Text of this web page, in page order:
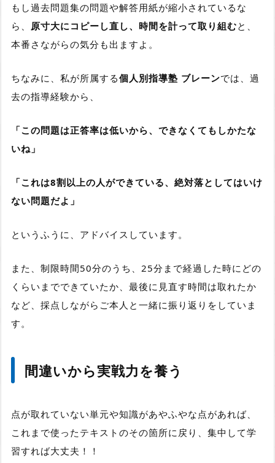
もし過去問題集の問題や解答用紙が縮小されているな
ら、 原寸大にコピーし直し、時間を計って取り組むと、
本番さながらの気分も出ますよ。
ちなみに、私が所属する個人別指導塾 ブレーンでは、過
去の指導経験から、
「この問題は正答率は低いから、できなくてもしかたな
いね」
「これは8割以上の人ができている、絶対落としてはいけ
ない問題だよ」
というふうに、アドバイスしています。
また、 制限時間50分のうち、25分まで経過した時にどの
くらいまでできていたか、最後に見直す時間は取れたか
など、採点しながらご本人と一緒に振り返りをしていま
す。
間違いから実戦力を養う
点が取れていない単元や知識があやふやな点があれば、
これまで使ったテキストのその箇所に戻り、集中して学
習すれば大丈夫！！